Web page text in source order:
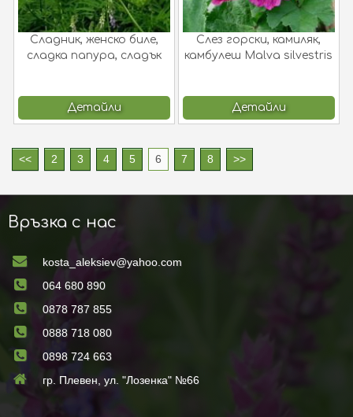
Сладник, женско биле,
сладка папура, сладък
Детайли
Слез горски, камиляк,
камбулеш Malva silvestris
Детайли
<< 2 3 4 5 6 7 8 >>
Връзка с нас
kosta_aleksiev@yahoo.com
064 680 890
0878 787 855
0888 718 080
0898 724 663
гр. Плевен, ул. "Лозенка" №66